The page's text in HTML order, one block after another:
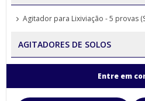
Agitador para Lixiviação - 5 provas
AGITADORES DE SOLOS
Entre em